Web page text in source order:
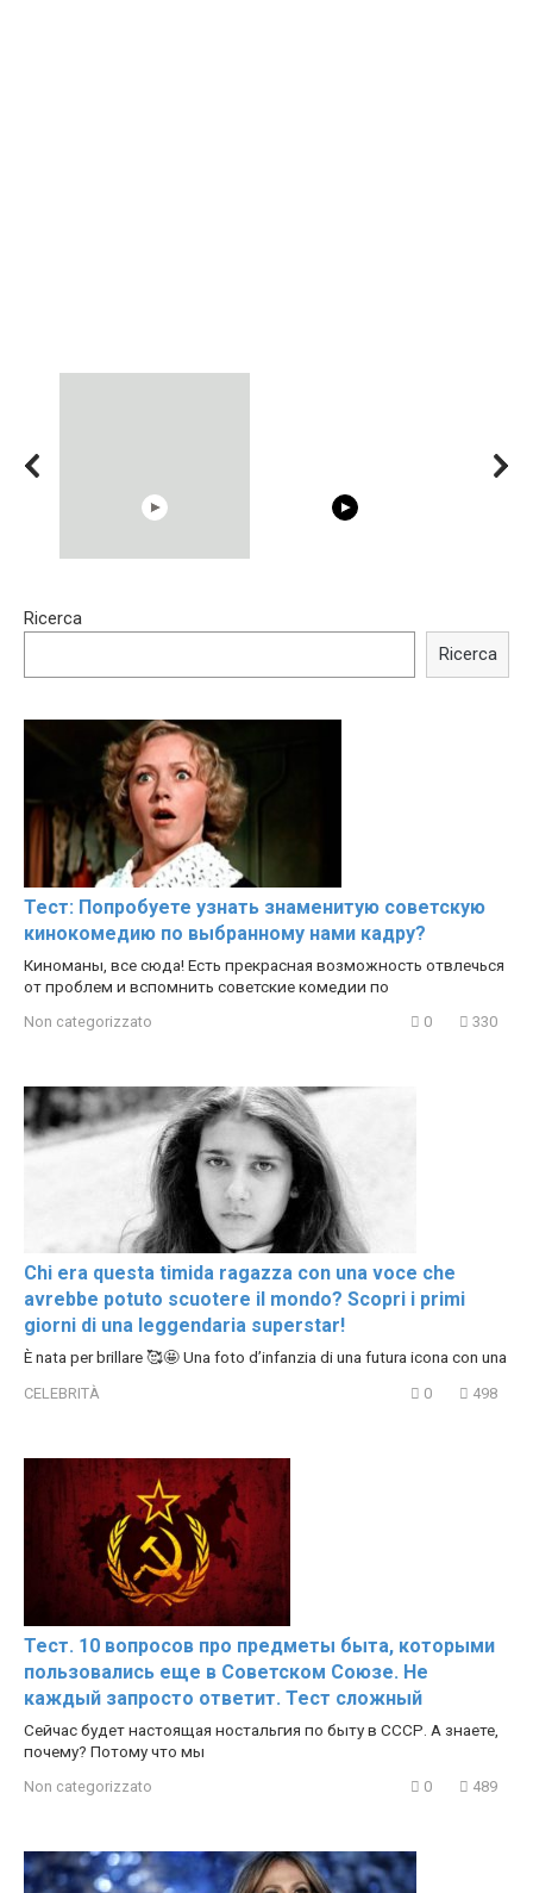
Trying BOLLYWOOD
Shocking illusion - Pretty
Ricerca
Ricerca
Тест: Попробуете узнать знаменитую советскую
кинокомедию по выбранному нами кадру?
Киноманы, все сюда! Есть прекрасная возможность отвлечься
от проблем и вспомнить советские комедии по
Non categorizzato 0 330
Chi era questa timida ragazza con una voce che
avrebbe potuto scuotere il mondo? Scopri i primi
giorni di una leggendaria superstar!
È nata per brillare 🥰🤩 Una foto d’infanzia di una futura icona con una
CELEBRITÀ 0 498
Тест. 10 вопросов про предметы быта, которыми
пользовались еще в Советском Союзе. Не
каждый запросто ответит. Тест сложный
Сейчас будет настоящая ностальгия по быту в СССР. А знаете,
почему? Потому что мы
Non categorizzato 0 489